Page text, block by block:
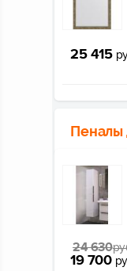
25 415
Пеналы
24 630
19 700